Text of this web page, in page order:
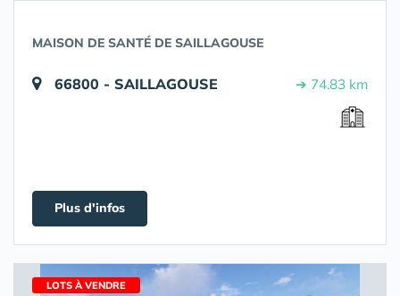
MAISON DE SANTÉ DE SAILLAGOUSE
66800 - SAILLAGOUSE ➔ 74.83 km
Plus d'infos
LOTS À VENDRE